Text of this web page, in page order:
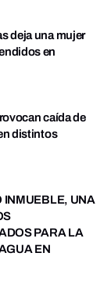
deja una mujer
en
caída de
distintos
INMUEBLE, UNA
PARA LA
EN